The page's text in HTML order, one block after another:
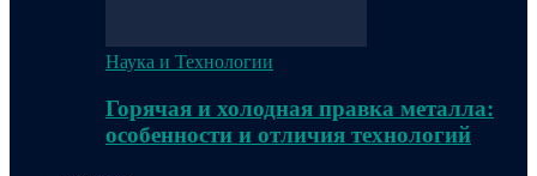
Наука и Технологии
Горячая и холодная правка металла:
особенности и отличия технологий